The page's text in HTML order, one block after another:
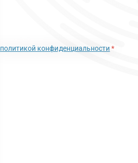
политикой конфиденциальности *